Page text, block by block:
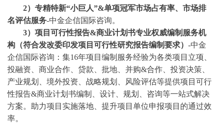
2）专精特新“小巨人”&单项冠军市场占有率、市场排
名评估服务-中金企信国际咨询。
3）项目可行性报告&商业计划书专业权威编制服务机
构（符合发改委印发项目可行性研究报告编制要求） -中金
企信国际咨询：集16年项目编制服务经验为各类项目立项、
投融资、商业合作、贷款、批地、并购&合作、投资决策、
产业规划、境外投资、战略规划、风险评估等提供项目可行
性报告&商业计划书编制、设计、规划、咨询等一站式解决
方案。助力项目实施落地、提升项目单位申报项目的通过效
率。